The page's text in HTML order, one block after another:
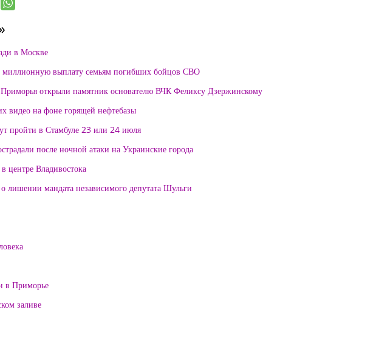
в Москве
выплату семьям погибших бойцов СВО
открыли памятник основателю ВЧК Феликсу Дзержинскому
видео на фоне горящей нефтебазы
пройти в Стамбуле 23 или 24 июля
после ночной атаки на Украинские города
центре Владивостока
лишении мандата независимого депутата Шульги
в Приморье
заливе